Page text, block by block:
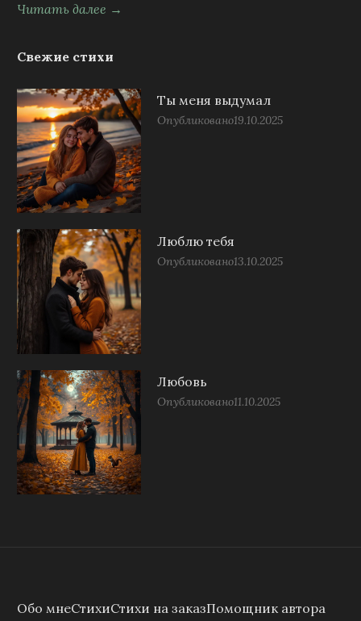
Читать далее →
Свежие стихи
Ты меня выдумал
Опубликовано19.10.2025
Люблю тебя
Опубликовано13.10.2025
Любовь
Опубликовано11.10.2025
Обо мнеСтихиСтихи на заказПомощник автора